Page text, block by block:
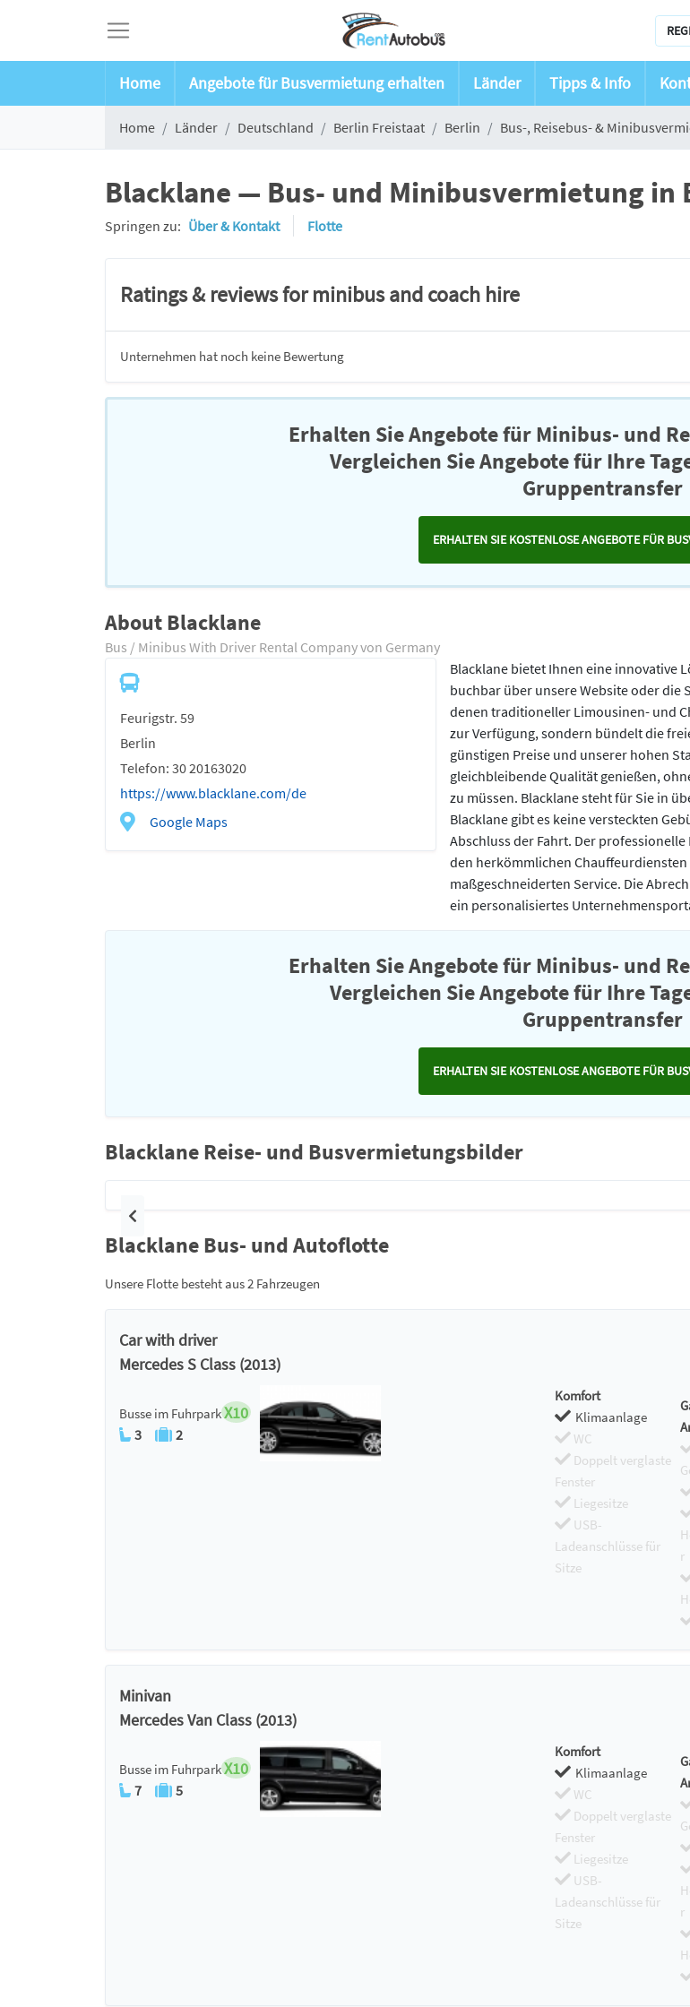
Home Angebote für Busvermietung erhalten Länder Tipps & Info
Home Länder Deutschland Berlin Freistaat Berlin Bus-, Reisebus- &
Blacklane — Bus- und Minibusvermietung in
Springen zu: Über & Kontakt Flotte
Ratings & reviews for minibus and coach hire
Unternehmen hat noch keine Bewertung
Erhalten Sie Angebote für Minibus- und
Vergleichen Sie Angebote für Ihre
Gruppentransfer
ERHALTEN SIE KOSTENLOSE ANGEBOTE FÜR
About Blacklane
Bus / Minibus With Driver Rental Company von Germany
Feurigstr. 59
Berlin
Telefon: 30 20163020
https://www.blacklane.com/de
Google Maps
Blacklane bietet Ihnen eine innovative
buchbar über unsere Website oder die
denen traditioneller Limousinen- und
zur Verfügung, sondern bündelt die
günstigen Preise und unserer hohen
gleichbleibende Qualität genießen,
zu müssen. Blacklane steht für Sie in
Blacklane gibt es keine versteckten
Abschluss der Fahrt. Der
den herkömmlichen
maßgeschneiderten Service. Die
ein personalisiertes
Erhalten Sie Angebote für Minibus- und
Vergleichen Sie Angebote für Ihre
Gruppentransfer
ERHALTEN SIE KOSTENLOSE ANGEBOTE FÜR
Blacklane Reise- und Busvermietungsbilder
Vorherige
Blacklane Bus- und Autoflotte
Unsere Flotte besteht aus 2 Fahrzeugen
Car with driver
Mercedes S Class (2013)
Busse im FuhrparkX10
3 2
Komfort
Klimaanlage
WC
Doppelt verglaste
Fenster
Liegesitze
USB-
Ladeanschlüsse für
Sitze
r
Minivan
Mercedes Van Class (2013)
Busse im FuhrparkX10
7 5
Komfort
Klimaanlage
WC
Doppelt verglaste
Fenster
Liegesitze
USB-
Ladeanschlüsse für
Sitze
r